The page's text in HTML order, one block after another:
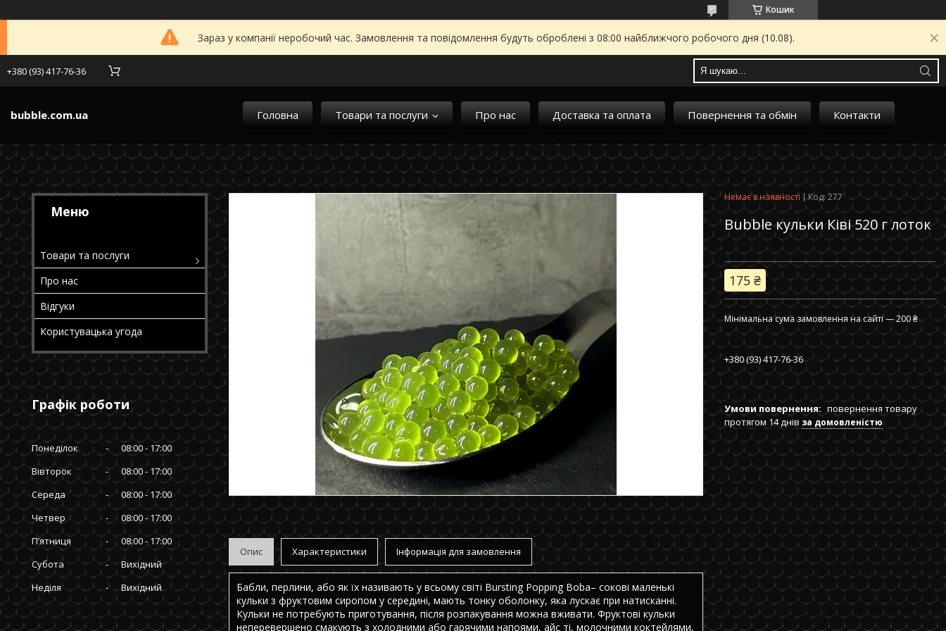
Кошик
Зараз у компанії неробочий час. Замовлення та повідомлення будуть оброблені з 08:00 найближчого робочого дня (10.08).
+380 (93) 417-76-36
bubble.com.ua Головна Товари та послуги Про нас Доставка та оплата Повернення та обмін Контакти
Товари та послуги
Про нас
Відгуки
Користувацька угода
Графік роботи
Понеділок 08:00
17:00
Вівторок
08:00
17:00
Середа
08:00
17:00
Четвер
08:00
17:00
Пʼятниця
08:00
17:00
Субота
Вихідний
Неділя
Вихідний
Опис Характеристики Інформація для замовлення
Бабли, перлини, або як їх називають у всьому світі Bursting Popping Boba– сокові маленькі
кульки з фруктовим сиропом у середині, мають тонку оболонку, яка лускає при натисканні.
Кульки не потребують приготування, після розпакування можна вживати. Фруктові кульки
неперевершено смакують з холодними або гарячими напоями, айс ті, молочними коктейлями,
Немає в наявності Код: 277
Bubble кульки Ківі 520 г лоток
175 ₴
Мінімальна сума замовлення на сайті — 200 ₴
+380 (93) 417-76-36
повернення товару
протягом 14 днів за домовленістю